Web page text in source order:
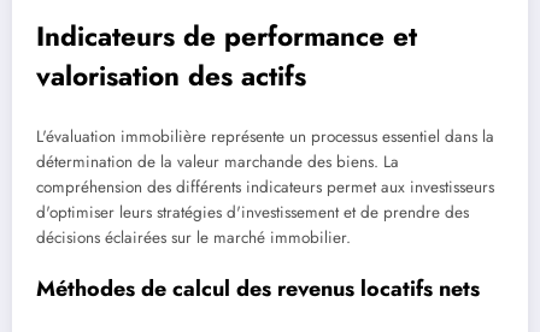
Indicateurs de performance et
valorisation des actifs
L'évaluation immobilière représente un processus essentiel dans la
détermination de la valeur marchande des biens. La
compréhension des différents indicateurs permet aux investisseurs
d'optimiser leurs stratégies d'investissement et de prendre des
décisions éclairées sur le marché immobilier.
Méthodes de calcul des revenus locatifs nets